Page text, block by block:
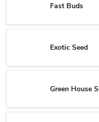
Fast Buds
Exotic Seed
Green House